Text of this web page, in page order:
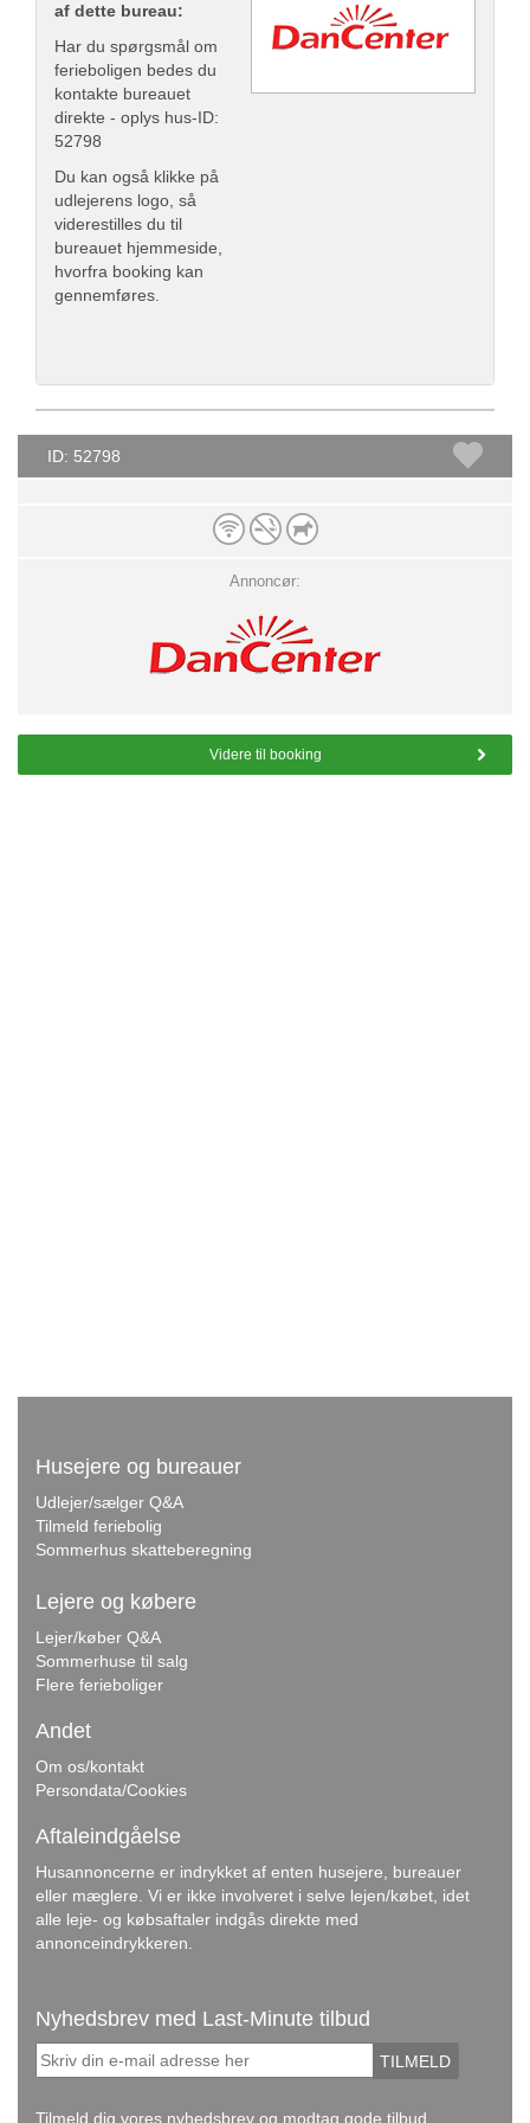
af dette bureau:
Har du spørgsmål om
ferieboligen bedes du
kontakte bureauet
direkte - oplys hus-ID:
52798
Du kan også klikke på
udlejerens logo, så
viderestilles du til
bureauet hjemmeside,
hvorfra booking kan
gennemføres.
ID: 52798
Annoncør:
Videre til booking
Husejere og bureauer
Udlejer/sælger Q&A
Tilmeld feriebolig
Sommerhus skatteberegning
Lejere og købere
Lejer/køber Q&A
Sommerhuse til salg
Flere ferieboliger
Andet
Om os/kontakt
Persondata/Cookies
Aftaleindgåelse
Husannoncerne er indrykket af enten husejere, bureauer
eller mæglere. Vi er ikke involveret i selve lejen/købet, idet
alle leje- og købsaftaler indgås direkte med
annonceindrykkeren.
Nyhedsbrev med Last-Minute tilbud
TILMELD
Tilmeld dig vores nyhedsbrev og modtag gode tilbud.